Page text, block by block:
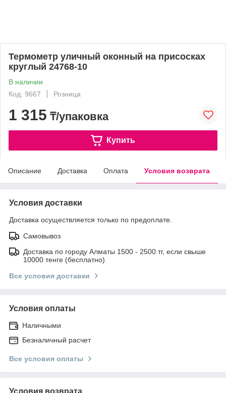
Термометр уличный оконный на присосках
круглый 24768-10
В наличии
Код: 9667
Розница
1 315 ₸/упаковка
Купить
Описание Доставка Оплата Условия возврата
Условия доставки
Доставка осуществляется только по предоплате.
Самовывоз
Доставка по городу Алматы 1500 - 2500 тг, если свыше
10000 тенге (бесплатно)
Все условия доставки
Условия оплаты
Наличными
Безналичный расчет
Все условия оплаты
Условия возврата